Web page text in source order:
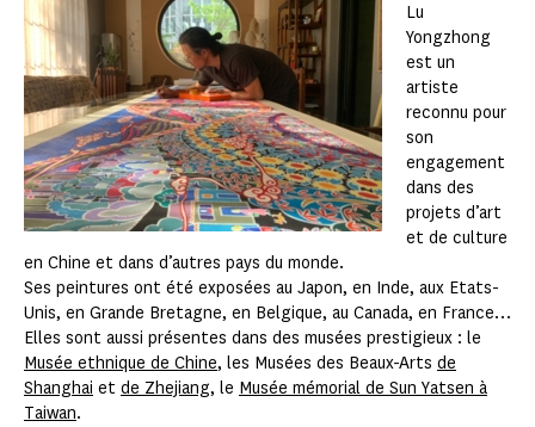
Lu
Yongzhong
est un
artiste
reconnu pour
son
engagement
dans des
projets d’art
et de culture
en Chine et dans d’autres pays du monde.
Ses peintures ont été exposées au Japon, en Inde, aux Etats-
Unis, en Grande Bretagne, en Belgique, au Canada, en France…
Elles sont aussi présentes dans des musées prestigieux : le
Musée ethnique de Chine, les Musées des Beaux-Arts de
Shanghai et de Zhejiang, le Musée mémorial de Sun Yatsen à
Taiwan.